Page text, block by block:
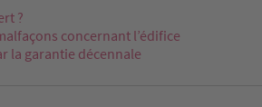
?
concernant l’édifice
la garantie décennale